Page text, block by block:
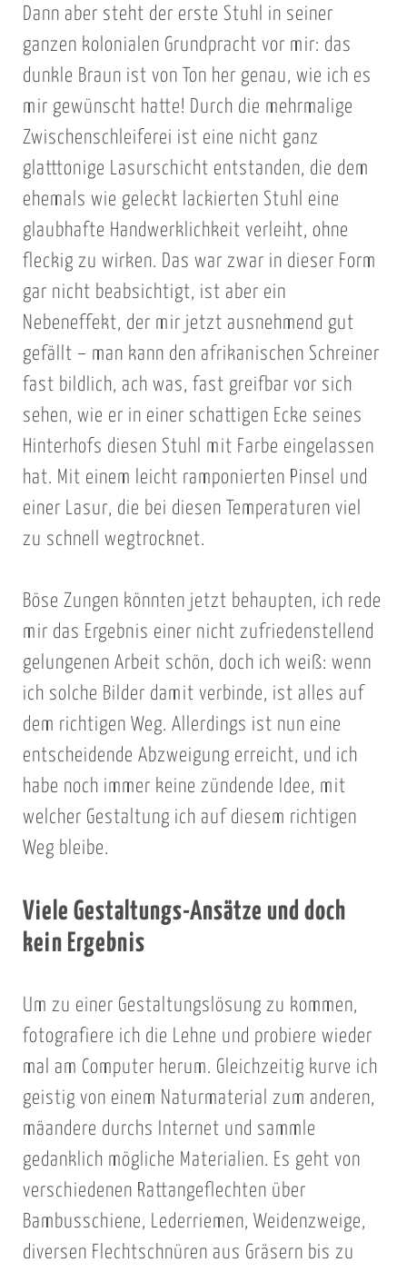
i
f
m
a
s
i
n
e
Dann aber steht der erste Stuhl in seiner
ganzen kolonialen Grundpracht vor mir: das
dunkle Braun ist von Ton her genau, wie ich es
mir gewünscht hatte! Durch die mehrmalige
Zwischenschleiferei ist eine nicht ganz
glatttonige Lasurschicht entstanden, die dem
ehemals wie geleckt lackierten Stuhl eine
glaubhafte Handwerklichkeit verleiht, ohne
fleckig zu wirken. Das war zwar in dieser Form
gar nicht beabsichtigt, ist aber ein
Nebeneffekt, der mir jetzt ausnehmend gut
gefällt – man kann den afrikanischen Schreiner
fast bildlich, ach was, fast greifbar vor sich
sehen, wie er in einer schattigen Ecke seines
Hinterhofs diesen Stuhl mit Farbe eingelassen
hat. Mit einem leicht ramponierten Pinsel und
einer Lasur, die bei diesen Temperaturen viel
zu schnell wegtrocknet.
Böse Zungen könnten jetzt behaupten, ich rede
mir das Ergebnis einer nicht zufriedenstellend
gelungenen Arbeit schön, doch ich weiß: wenn
ich solche Bilder damit verbinde, ist alles auf
dem richtigen Weg. Allerdings ist nun eine
entscheidende Abzweigung erreicht, und ich
habe noch immer keine zündende Idee, mit
welcher Gestaltung ich auf diesem richtigen
Weg bleibe.
Viele Gestaltungs-Ansätze und doch
kein Ergebnis
Um zu einer Gestaltungslösung zu kommen,
fotografiere ich die Lehne und probiere wieder
mal am Computer herum. Gleichzeitig kurve ich
geistig von einem Naturmaterial zum anderen,
mäandere durchs Internet und sammle
gedanklich mögliche Materialien. Es geht von
verschiedenen Rattangeflechten über
Bambusschiene, Lederriemen, Weidenzweige,
diversen Flechtschnüren aus Gräsern bis zu